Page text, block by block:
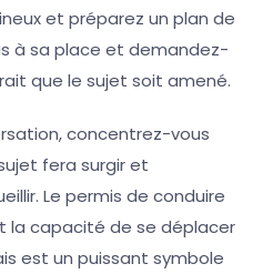
et préparez un plan de
à sa place et demandez-
que le sujet soit amené.
concentrez-vous
fera surgir et
Le permis de conduire
la capacité de se déplacer
est un puissant symbole